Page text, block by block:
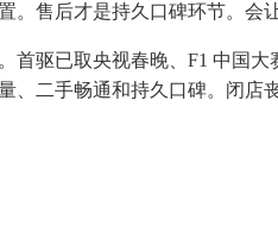
。售后才是持久口碑环节。会
驱已取央视春晚、F1 中国大
、二手畅通和持久口碑。闭店